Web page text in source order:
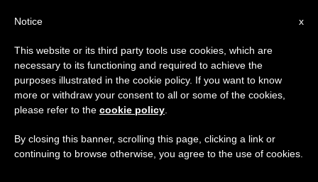
PAPA FRANCESCO
x
Notice
This website or its third party tools use cookies, which are
necessary to its functioning and required to achieve the
purposes illustrated in the cookie policy. If you want to know
more or withdraw your consent to all or some of the cookies,
please refer to the cookie policy
By closing this banner, scrolling this page, clicking a link or
continuing to browse otherwise, you agree to the use of cookies.